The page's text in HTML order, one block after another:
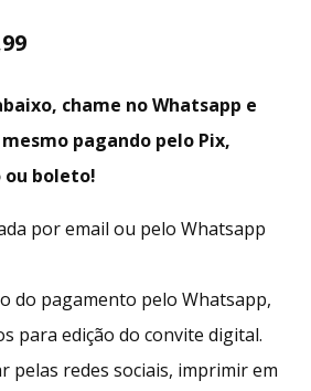
chame no Whatsapp e
pagando pelo Pix,
boleto!
por email ou pelo Whatsapp
do pagamento pelo Whatsapp,
para edição do convite digital.
pelas redes sociais, imprimir em